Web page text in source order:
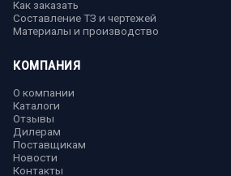
Как заказать
Составление ТЗ и чертежей
Материалы и производство
КОМПАНИЯ
О компании
Каталоги
Отзывы
Дилерам
Поставщикам
Новости
Контакты